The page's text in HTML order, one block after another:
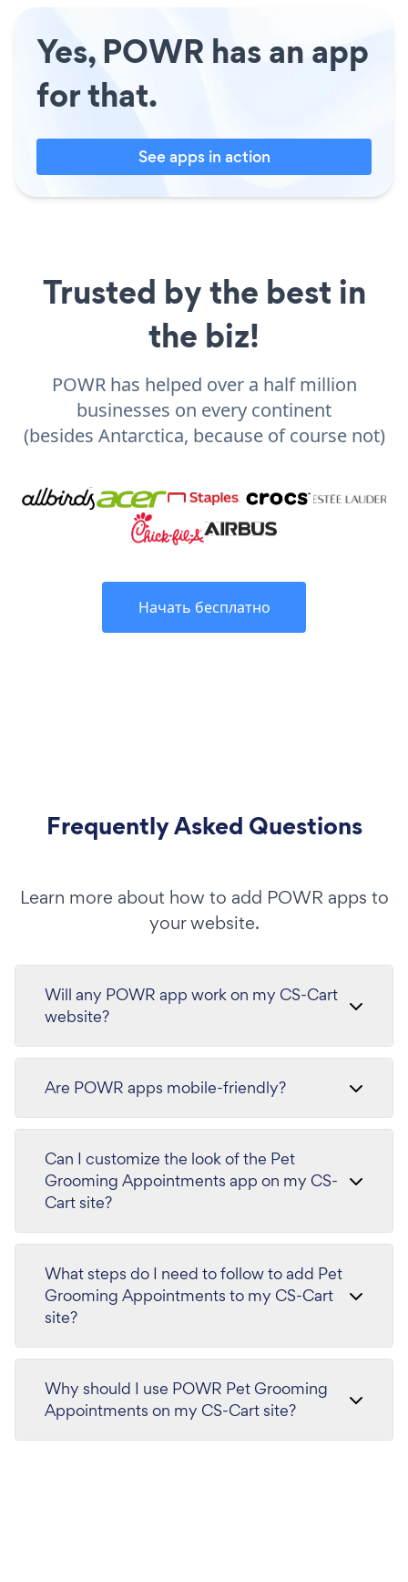
Yes, POWR has an app
for that.
See apps in action
Trusted by the best in
the biz!
POWR has helped over a half million
businesses on every continent
(besides Antarctica, because of course not)
Начать бесплатно
Frequently Asked Questions
Learn more about how to add POWR apps to
your website.
Will any POWR app work on my CS-Cart
website?
Are POWR apps mobile-friendly?
Can I customize the look of the Pet
Grooming Appointments app on my CS-
Cart site?
What steps do I need to follow to add Pet
Grooming Appointments to my CS-Cart
site?
Why should I use POWR Pet Grooming
Appointments on my CS-Cart site?